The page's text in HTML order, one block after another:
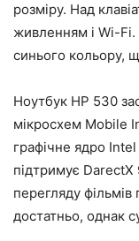
розміру. Над
живленням і Wi-
синього кольору,
Ноутбук HP 530
мікросхем Mobile
графічне ядро
підтримує
перегляду
достатньо, однак